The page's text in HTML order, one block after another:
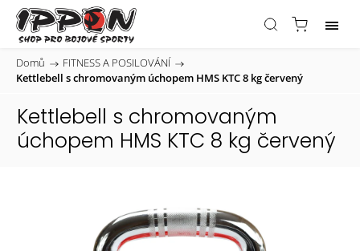
Domů / FITNESS A POSILOVÁNÍ /
Kettlebell s chromovaným úchopem HMS KTC 8 kg červený
Kettlebell s chromovaným
úchopem HMS KTC 8 kg červený